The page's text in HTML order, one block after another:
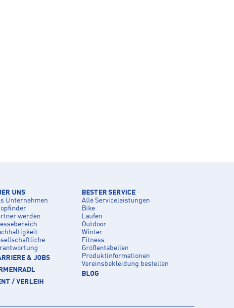
UNS
Unternehmen
werden
& JOBS
/ VERLEIH
BESTER SERVICE
Alle Serviceleistungen
Bike
Laufen
Outdoor
Winter
Fitness
Größentabellen
Produktinformationen
Vereinsbekleidung bestellen
BLOG